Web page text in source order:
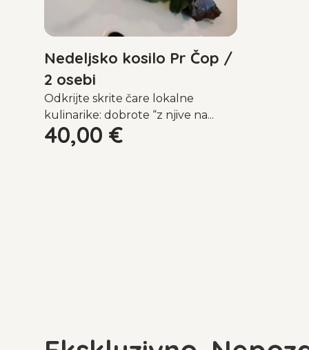
Nedeljsko kosilo Pr Čop /
2 osebi
Odkrijte skrite čare lokalne
kulinarike: dobrote “z njive na...
40,00 €